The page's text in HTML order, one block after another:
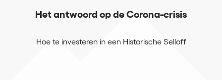
Het antwoord op de Corona-crisis
Hoe te investeren in een Historische Selloff